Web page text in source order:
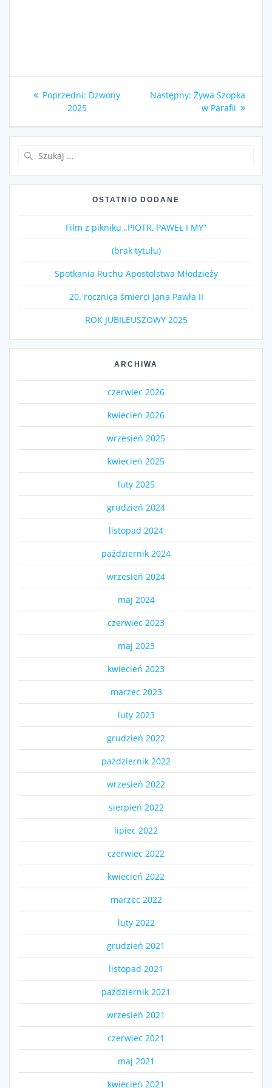
Nawigacja
wpisu
Poprzedni: Poprzedni
Dzwony
2025
Następny: Następny
wpis:
Żywa Szopka
w Parafii
OSTATNIO DODANE
Film z pikniku „PIOTR, PAWEŁ I MY”
(brak tytułu)
Spotkania Ruchu Apostolstwa Młodzieży
20. rocznica śmierci Jana Pawła II
ROK JUBILEUSZOWY 2025
ARCHIWA
czerwiec 2026
kwiecień 2026
wrzesień 2025
kwiecień 2025
luty 2025
grudzień 2024
listopad 2024
październik 2024
wrzesień 2024
maj 2024
czerwiec 2023
maj 2023
kwiecień 2023
marzec 2023
luty 2023
grudzień 2022
październik 2022
wrzesień 2022
sierpień 2022
lipiec 2022
czerwiec 2022
kwiecień 2022
marzec 2022
luty 2022
grudzień 2021
listopad 2021
październik 2021
wrzesień 2021
czerwiec 2021
maj 2021
kwiecień 2021